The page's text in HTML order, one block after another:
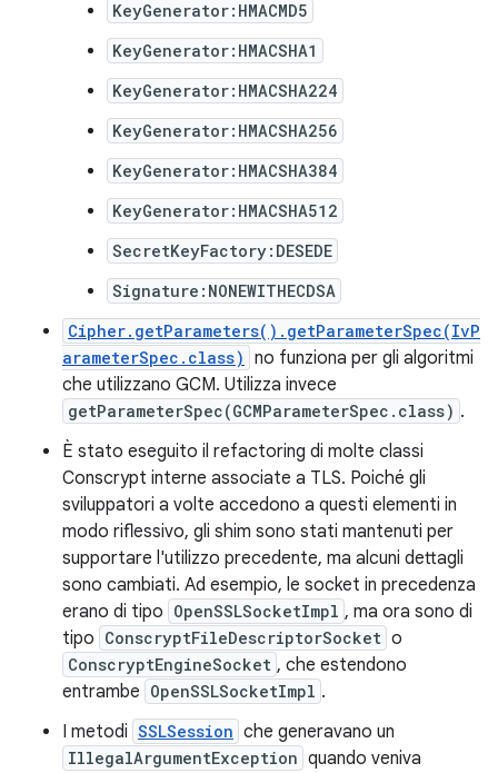
KeyGenerator:HMACMD5
KeyGenerator:HMACSHA1
KeyGenerator:HMACSHA224
KeyGenerator:HMACSHA256
KeyGenerator:HMACSHA384
KeyGenerator:HMACSHA512
SecretKeyFactory:DESEDE
Signature:NONEWITHECDSA
Cipher.getParameters().getParameterSpec(IvP
arameterSpec.class) no funziona per gli algoritmi
che utilizzano GCM. Utilizza invece
getParameterSpec(GCMParameterSpec.class) .
È stato eseguito il refactoring di molte classi
Conscrypt interne associate a TLS. Poiché gli
sviluppatori a volte accedono a questi elementi in
modo riflessivo, gli shim sono stati mantenuti per
supportare l'utilizzo precedente, ma alcuni dettagli
sono cambiati. Ad esempio, le socket in precedenza
erano di tipo OpenSSLSocketImpl , ma ora sono di
tipo ConscryptFileDescriptorSocket o
ConscryptEngineSocket , che estendono
entrambe OpenSSLSocketImpl .
I metodi SSLSession che generavano un
IllegalArgumentException quando veniva